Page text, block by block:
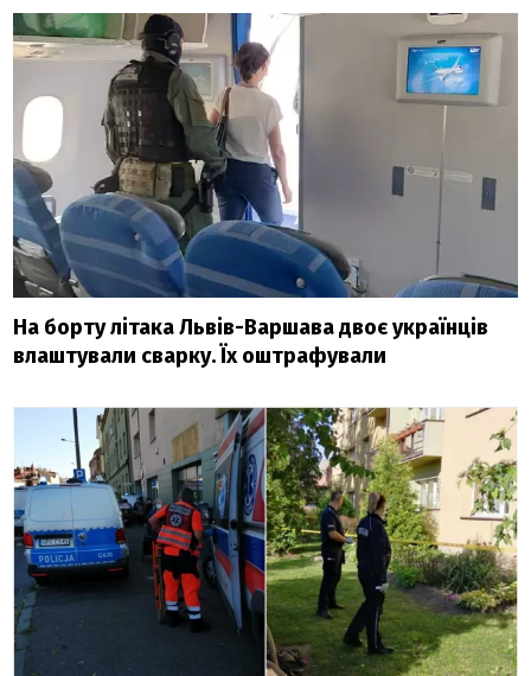
На борту літака Львів-Варшава двоє українців
влаштували сварку. Їх оштрафували